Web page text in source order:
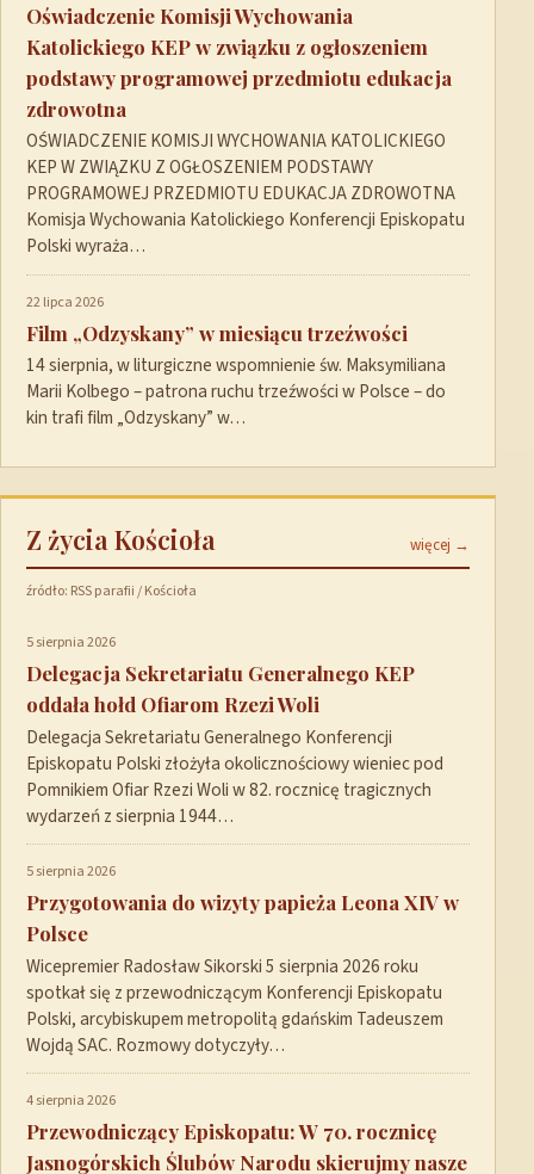
Oświadczenie Komisji Wychowania
Katolickiego KEP w związku z ogłoszeniem
podstawy programowej przedmiotu edukacja
zdrowotna
OŚWIADCZENIE KOMISJI WYCHOWANIA KATOLICKIEGO
KEP W ZWIĄZKU Z OGŁOSZENIEM PODSTAWY
PROGRAMOWEJ PRZEDMIOTU EDUKACJA ZDROWOTNA
Komisja Wychowania Katolickiego Konferencji Episkopatu
Polski wyraża…
22 lipca 2026
Film „Odzyskany” w miesiącu trzeźwości
14 sierpnia, w liturgiczne wspomnienie św. Maksymiliana
Marii Kolbego – patrona ruchu trzeźwości w Polsce – do
kin trafi film „Odzyskany” w…
Z życia Kościoła więcej →
źródło: RSS parafii / Kościoła
5 sierpnia 2026
Delegacja Sekretariatu Generalnego KEP
oddała hołd Ofiarom Rzezi Woli
Delegacja Sekretariatu Generalnego Konferencji
Episkopatu Polski złożyła okolicznościowy wieniec pod
Pomnikiem Ofiar Rzezi Woli w 82. rocznicę tragicznych
wydarzeń z sierpnia 1944…
5 sierpnia 2026
Przygotowania do wizyty papieża Leona XIV w
Polsce
Wicepremier Radosław Sikorski 5 sierpnia 2026 roku
spotkał się z przewodniczącym Konferencji Episkopatu
Polski, arcybiskupem metropolitą gdańskim Tadeuszem
Wojdą SAC. Rozmowy dotyczyły…
4 sierpnia 2026
Przewodniczący Episkopatu: W 70. rocznicę
Jasnogórskich Ślubów Narodu skierujmy nasze